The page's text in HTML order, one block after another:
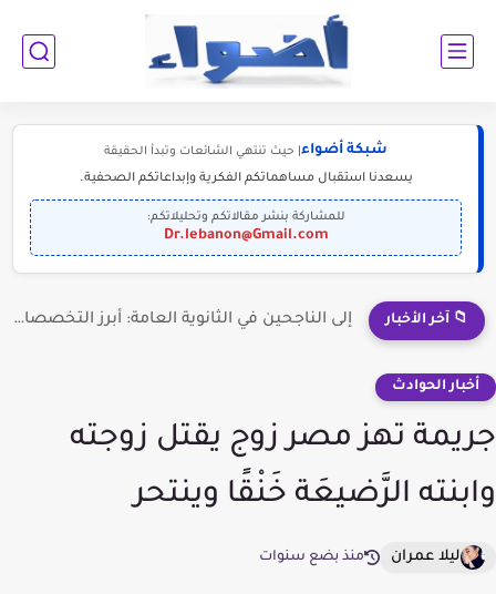
شبكة أضواء | حيث تنتهي الشائعات وتبدأ الحقيقة
يسعدنا استقبال مساهماتكم الفكرية وإبداعاتكم الصحفية.
للمشاركة بنشر مقالاتكم وتحليلاتكم:
Dr.lebanon@Gmail.com
📁 آخر الأخبار إلى الناجحين في الثانوية العامة: أبرز التخصصات المطلوبة للمستقبل (2030-2050)
أخبار الحوادث
جريمة تهز مصر زوج يقتل زوجته
وابنته الرَّضيعَة خَنْقًا وينتحر
ليلا عمران منذ بضع سنوات